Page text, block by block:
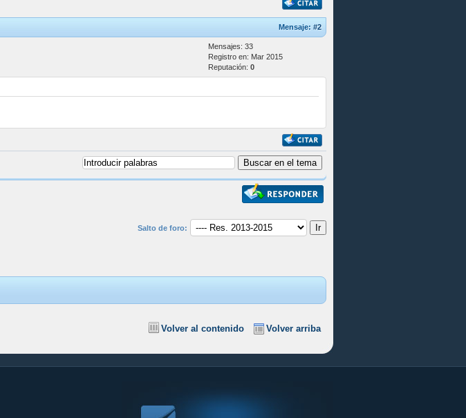
Mensaje: #2
Mensajes: 33
Registro en: Mar 2015
Reputación: 0
Salto de foro:
Volver arriba
Volver al contenido